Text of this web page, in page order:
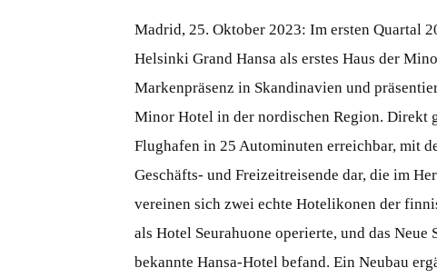
Madrid, 25. Oktober 2023: Im ersten Quartal
Helsinki Grand Hansa als erstes Haus der
Markenpräsenz in Skandinavien und
Minor Hotel in der nordischen Region. Direkt
Flughafen in 25 Autominuten erreichbar, mit
Geschäfts- und Freizeitreisende dar, die im
vereinen sich zwei echte Hotelikonen der
als Hotel Seurahuone operierte, und das
bekannte Hansa-Hotel befand. Ein Neubau